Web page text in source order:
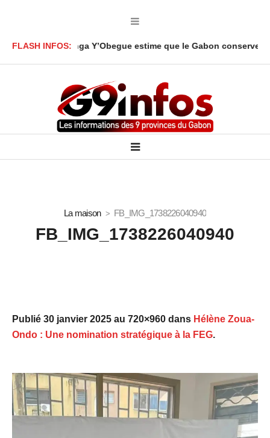
FLASH INFOS:
Akbar Onanga Y’Obegue estime que le Gabon conserve des
La maison FB_IMG_1738226040940
FB_IMG_1738226040940
Publié 30 janvier 2025 au 720×960 dans Hélène Zoua-
Ondo : Une nomination stratégique à la FEG.